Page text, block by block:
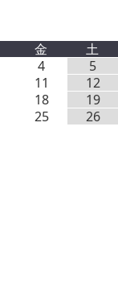
金
土
4
5
11
12
18
19
25
26